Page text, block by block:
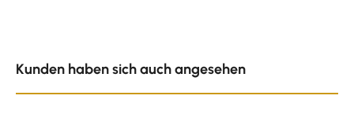
Kunden haben sich auch angesehen